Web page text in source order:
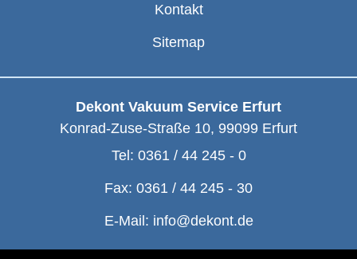
Kontakt
Sitemap
Dekont Vakuum Service Erfurt
Konrad-Zuse-Straße 10, 99099 Erfurt
Tel: 0361 / 44 245 - 0
Fax: 0361 / 44 245 - 30
E-Mail: info@dekont.de